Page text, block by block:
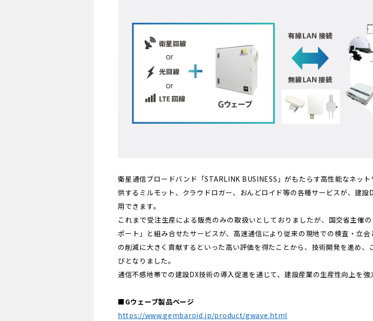
衛星通信ブロードバンド「STARLINK BUSINESS」がもたらす高性能なネッ
供するミルモット、クラウドロガー、おんどロイド等の各種サービスが、建
用できます。
これまで受注生産による販売のみの取扱いとしておりましたが、国交省主催
ポート」と組み合せたサービスが、高速通信により従来の現地での検査・立
の削減に大きく貢献するといった高い評価を得たことから、技術開発を進め
びとなりました。
通信不感地帯での建設DX技術の導入促進を通じて、建設産業の生産性向上を強
■Gウェーブ製品ページ
https://www.gembaroid.jp/product/gwave.html